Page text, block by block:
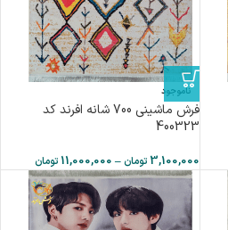
ناموجود
فرش ماشینی 700 شانه افرند كد
400323
3,100,000 تومان –
11,000,000 تومان